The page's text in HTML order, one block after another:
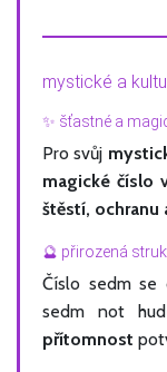
mystické a
✨ šťastné a
Pro svůj
magické číslo
štěstí, ochranu
🔮 přirozená
Číslo sedm se
sedm not
přítomnost